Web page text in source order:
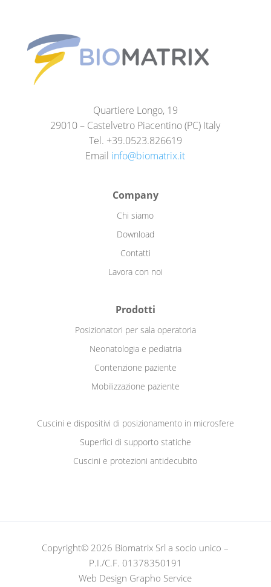
Quartiere Longo, 19
29010 – Castelvetro Piacentino (PC) Italy
Tel. +39.0523.826619
Email info@biomatrix.it
Company
Chi siamo
Download
Contatti
Lavora con noi
Prodotti
Posizionatori per sala operatoria
Neonatologia e pediatria
Contenzione paziente
Mobilizzazione paziente
Cuscini e dispositivi di posizionamento in microsfere
Superfici di supporto statiche
Cuscini e protezioni antidecubito
Copyright© 2026 Biomatrix Srl a socio unico –
P.I./C.F. 01378350191
Web Design Grapho Service